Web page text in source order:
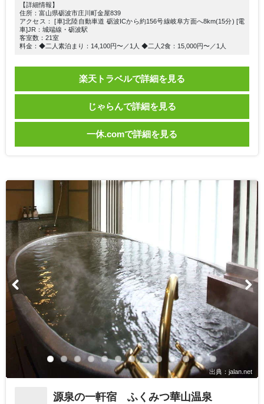
【詳細情報】
住所：富山県砺波市庄川町金屋839
アクセス： [車]北陸自動車道 砺波ICから約156号線岐阜方面へ8km(15分) [電
車]JR：城端線・砺波駅
客室数：21室
料金：◆二人素泊まり：14,100円〜／1人 ◆二人2食：15,000円〜／1人
楽天トラベルで詳細を見る
じゃらんで詳細を見る
一休.comで詳細を見る
出典：jalan.net
源泉の一軒宿 ふくみつ華山温泉